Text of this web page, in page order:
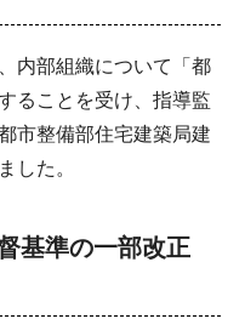
内部組織について「都
ることを受け、指導監
市整備部住宅建築局建
した。
基準の一部改正